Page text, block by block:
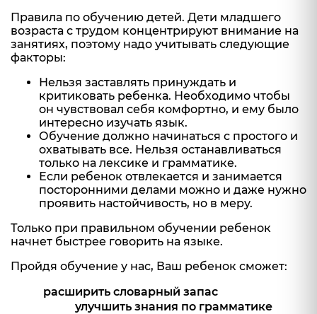
Правила по обучению детей. Дети младшего
возраста с трудом концентрируют внимание на
занятиях, поэтому надо учитывать следующие
факторы:
Нельзя заставлять принуждать и
критиковать ребенка. Необходимо чтобы
он чувствовал себя комфортно, и ему было
интересно изучать язык.
Обучение должно начинаться с простого и
охватывать все. Нельзя останавливаться
только на лексике и грамматике.
Если ребенок отвлекается и занимается
посторонними делами можно и даже нужно
проявить настойчивость, но в меру.
Только при правильном обучении ребенок
начнет быстрее говорить на языке.
Пройдя обучение у нас, Ваш ребенок сможет:
расширить словарный запас
улучшить знания по грамматике